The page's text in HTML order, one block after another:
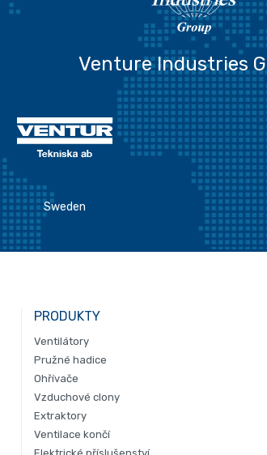
Venture Industries
Sweden
PRODUKTY
Ventilátory
Pružné hadice
Ohřívače
Vzduchové clony
Extraktory
Ventilace končí